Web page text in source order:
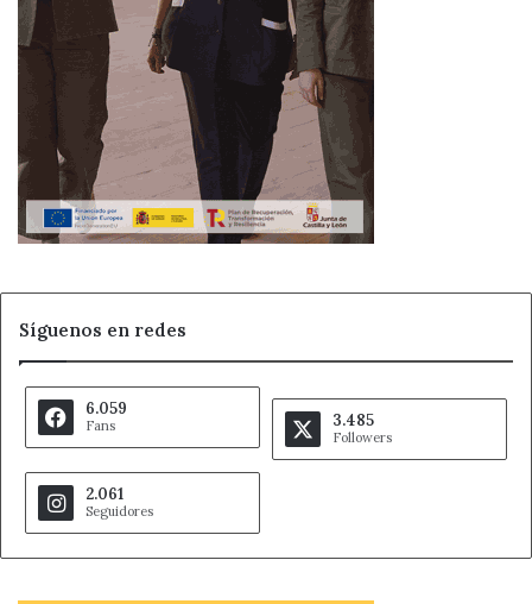
Síguenos en redes
6.059
Fans 3.485
Followers
2.061
Seguidores